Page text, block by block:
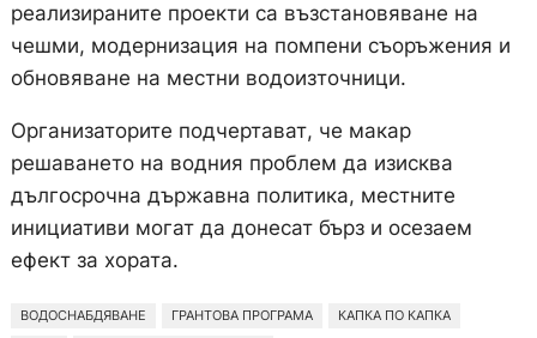
реализираните проекти са възстановяване на
чешми, модернизация на помпени съоръжения и
обновяване на местни водоизточници.
Организаторите подчертават, че макар
решаването на водния проблем да изисква
дългосрочна държавна политика, местните
инициативи могат да донесат бърз и осезаем
ефект за хората.
ВОДОСНАБДЯВАНЕ ГРАНТОВА ПРОГРАМА
КАПКА ПО КАПКА